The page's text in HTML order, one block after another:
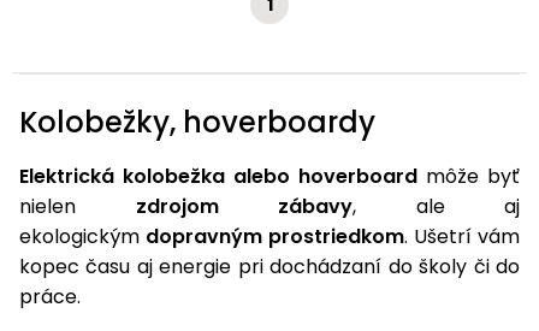
1
Kolobežky, hoverboardy
Elektrická kolobežka alebo hoverboard môže byť
nielen zdrojom zábavy, ale aj
ekologickým dopravným prostriedkom. Ušetrí vám
kopec času aj energie pri dochádzaní do školy či do
práce.